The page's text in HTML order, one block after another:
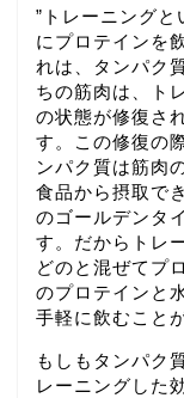
”トレーニングと
にプロテインを
れは、タンパク
ちの筋肉は、ト
の状態が修復さ
す。この修復の
ンパク質は筋肉
食品から摂取で
のゴールデンタ
す。だからトレ
どのと混ぜてプ
のプロテインと
手軽に飲むこと
もしもタンパク
レーニングした